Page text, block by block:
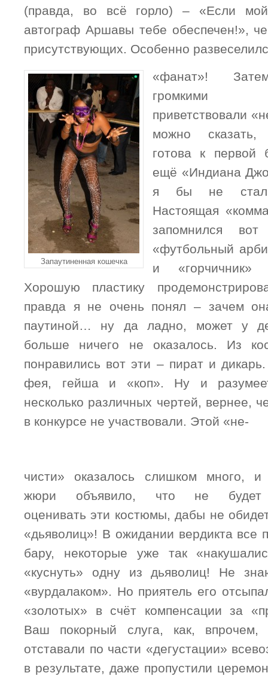
(правда, во всё горло) – «Если
автограф Аршавы тебе обеспечен!»,
присутствующих. Особенно
Запаутиненная кошечка
«фанат»!
громкими
приветствовали
можно сказать,
готова к первой
ещё «Индиана
я бы не стал
Настоящая
запомнился
«футбольный
и «горчичник»
Хорошую пластику
правда я не очень понял – зачем
паутиной… ну да ладно, может у
больше ничего не оказалось. Из
понравились вот эти – пират и
фея, гейша и «коп». Ну и
несколько различных чертей, вернее,
в конкурсе не участвовали. Этой «не-
чисти» оказалось слишком много, и
жюри объявило, что не будет
оценивать эти костюмы, дабы не
«дьяволиц»! В ожидании вердикта все
бару, некоторые уже так
«куснуть» одну из дьяволиц! Не
«вурдалаком». Но приятель его
«золотых» в счёт компенсации за
Ваш покорный слуга, как,
отставали по части «дегустации»
в результате, даже пропустили